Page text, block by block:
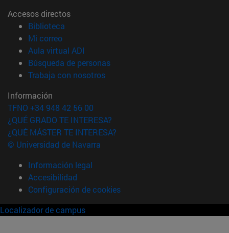
Accesos directos
Biblioteca
Mi correo(abre en nueva ventana)
Aula virtual ADI
Búsqueda de personas(abre en nueva ventana)
Trabaja con nosotros(abre en nueva ventana)
Información
TFNO +34 948 42 56 00
¿QUÉ GRADO TE INTERESA?
¿QUÉ MÁSTER TE INTERESA?
© Universidad de Navarra
Información legal
Accesibilidad
Configuración de cookies
Localizador de campus